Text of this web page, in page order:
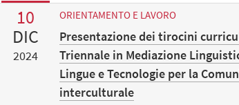
10
DIC
2024
ORIENTAMENTO E LAVORO
Presentazione dei tirocini
Triennale in Mediazione
Lingue e Tecnologie per la
interculturale